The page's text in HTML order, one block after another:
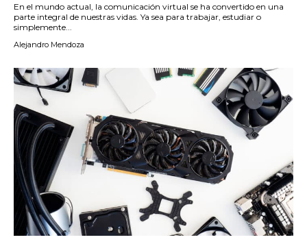
En el mundo actual, la comunicación virtual se ha convertido en una
parte integral de nuestras vidas. Ya sea para trabajar, estudiar o
simplemente...
Alejandro Mendoza